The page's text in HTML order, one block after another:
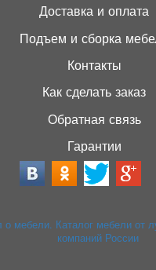
Доставка и оплата
Подъем и сборка
Контакты
Как сделать заказ
Обратная связь
Гарантии